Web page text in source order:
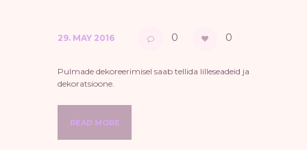
29. MAY 2016 0 0
Pulmade dekoreerimisel saab tellida lilleseadeid ja
dekoratsioone.
READ MORE